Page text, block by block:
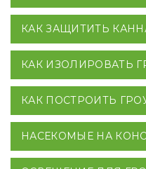
КАК ЗАЩИТИТЬ
КАК ИЗОЛИРОВАТЬ
КАК ПОСТРОИТЬ
НАСЕКОМЫЕ НА